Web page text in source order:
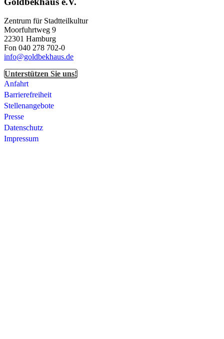
Zentrum für Stadtteilkultur
Moorfuhrtweg 9
22301 Hamburg
Fon 040 278 702-0
info@goldbekhaus.de
Unterstützen Sie uns!
Anfahrt
Barrierefreiheit
Stellenangebote
Presse
Datenschutz
Impressum